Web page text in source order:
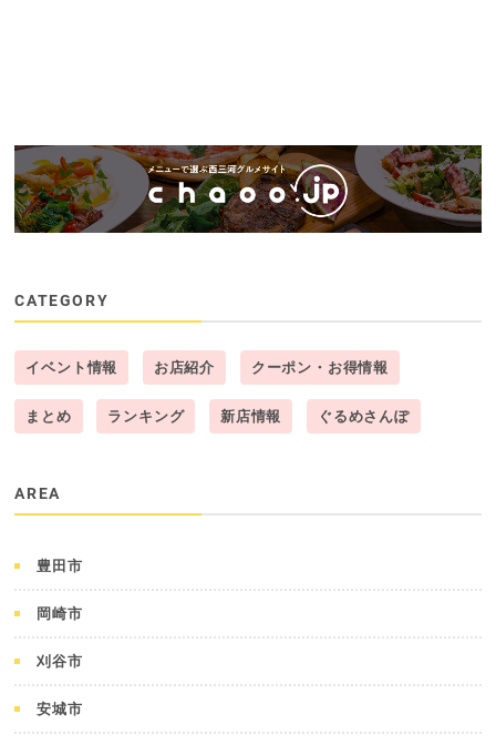
CATEGORY
イベント情報 お店紹介 クーポン・お得情報
まとめ ランキング 新店情報 ぐるめさんぽ
AREA
豊田市
岡崎市
刈谷市
安城市